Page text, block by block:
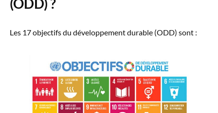
Les 17 objectifs du développement durable (ODD) sont :